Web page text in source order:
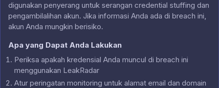
digunakan penyerang untuk serangan credential stuffing dan
pengambilalihan akun. Jika informasi Anda ada di breach ini,
akun Anda mungkin berisiko.
Apa yang Dapat Anda Lakukan
Periksa apakah kredensial Anda muncul di breach ini
menggunakan LeakRadar
Atur peringatan monitoring untuk alamat email dan domain